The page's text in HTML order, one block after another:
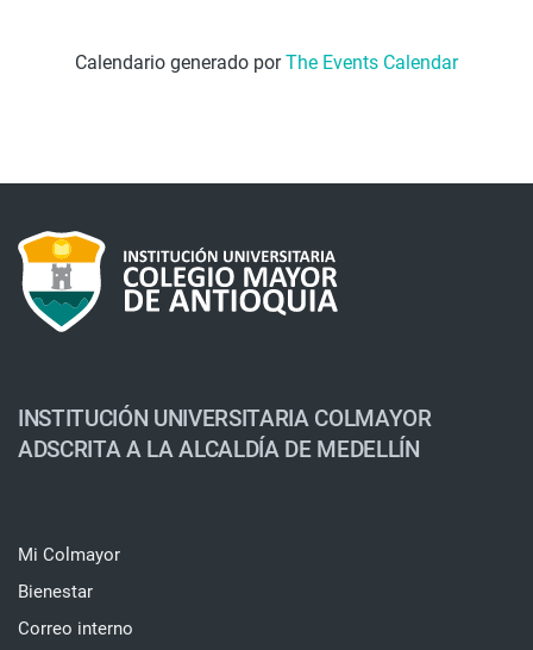
Calendario generado porThe Events Calendar
INSTITUCIÓN UNIVERSITARIA COLMAYOR
ADSCRITA A LA ALCALDÍA DE MEDELLÍN
Mi Colmayor
Bienestar
Correo interno